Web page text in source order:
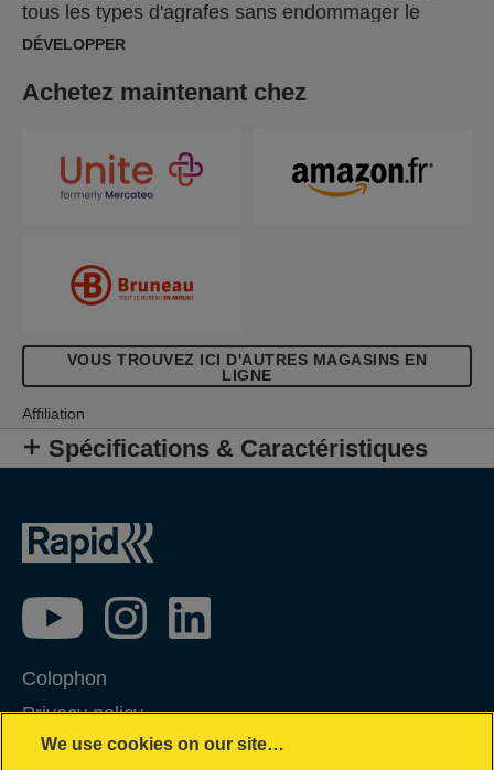
tous les types d'agrafes sans endommager le
matériau environnant. Aussi efficace sur les
DÉVELOPPER
Achetez maintenant chez
VOUS TROUVEZ ICI D'AUTRES MAGASINS EN
LIGNE
Affiliation
Spécifications & Caractéristiques
Colophon
Privacy policy
Politique concernant les cookies
We use cookies on our site…